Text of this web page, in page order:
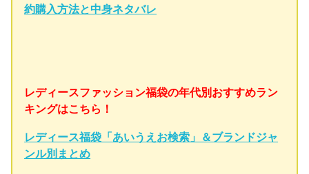
約購入方法と中身ネタバレ
レディースファッション福袋の年代別おすすめラン
キングはこちら！
レディース福袋「あいうえお検索」＆ブランドジャ
ンル別まとめ